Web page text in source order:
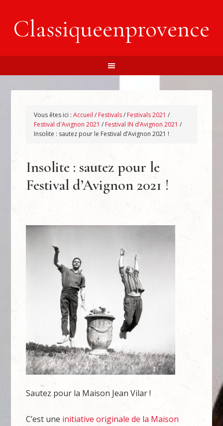
Classiqueenprovence
Vous êtes ici :Accueil / Festivals/ Festivals 2021 /
Festival d'Avignon 2021 / Festival IN d’Avignon 2021 /
Insolite : sautez pour le Festival d’Avignon 2021 !
Insolite : sautez pour le
Festival d’Avignon 2021 !
Sautez pour la Maison Jean Vilar !
C’est une initiative originale de la Maison